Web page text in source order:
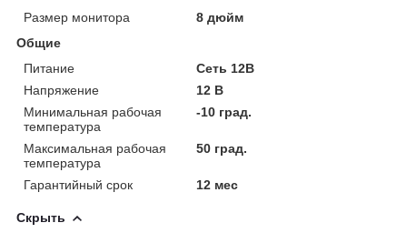
Размер монитора
8 дюйм
Общие
Питание
Сеть 12В
Напряжение
12 В
Минимальная рабочая
температура
-10 град.
Максимальная рабочая
температура
50 град.
Гарантийный срок 12 мес
Скрыть